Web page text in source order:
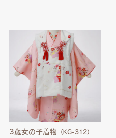
3歳女の子着物 （KG-312）